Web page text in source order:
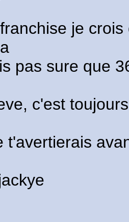
je
pas sure que
c'est
t'avertierais